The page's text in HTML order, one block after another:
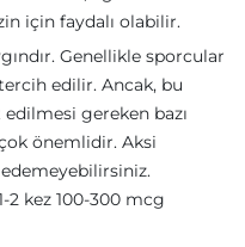
için faydalı olabilir.
Genellikle sporcular
edilir. Ancak, bu
gereken bazı
önemlidir. Aksi
2 kez 100-300 mcg